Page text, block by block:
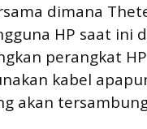
dimana
HP saat
perangkat
kabel
akan